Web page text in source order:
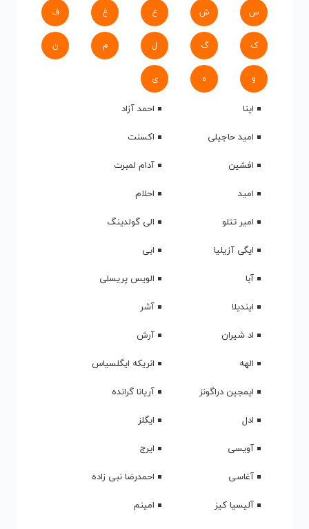
س ش ع غ ف
ک گ ل م ن
و ه ی
اینا
احمد آزاد
امید حاجیلی
اکسنت
افشین
آدام لمبرت
امید
احلام
امیر تتلو
الی گولدینگ
ایگی آزیلیا
ابی
آبا
الویس پریسلی
ایندیلا
آشر
اد شیران
آرش
الهه
انریکه ایگلسیاس
ایمجین دراگونز
آریانا گرانده
ادل
ایگلز
آویسی
ایرج
آغاسی
احمدرضا نبی زاده
آلیسیا کیز
امینم